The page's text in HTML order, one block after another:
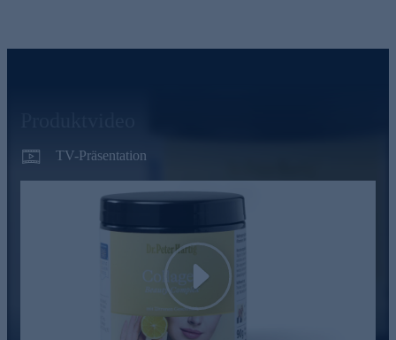
TV-Präsentation
Play